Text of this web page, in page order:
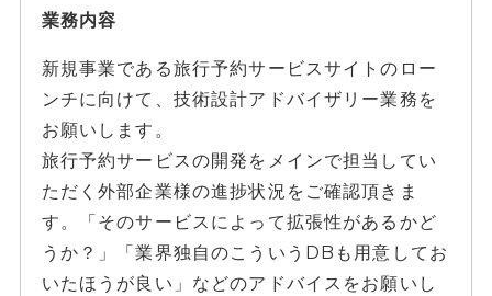
業務内容
新規事業である旅行予約サービスサイトのロー
ンチに向けて、技術設計アドバイザリー業務を
お願いします。
旅行予約サービスの開発をメインで担当してい
ただく外部企業様の進捗状況をご確認頂きま
す。「そのサービスによって拡張性があるかど
うか？」「業界独自のこういうDBも用意してお
いたほうが良い」などのアドバイスをお願いし